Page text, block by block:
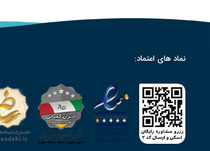
نماد های اعتماد: